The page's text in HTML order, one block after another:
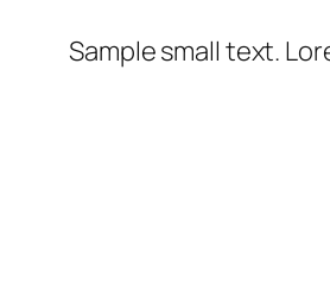
Sample small text.